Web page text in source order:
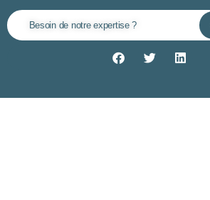
Besoin de notre expertise ?